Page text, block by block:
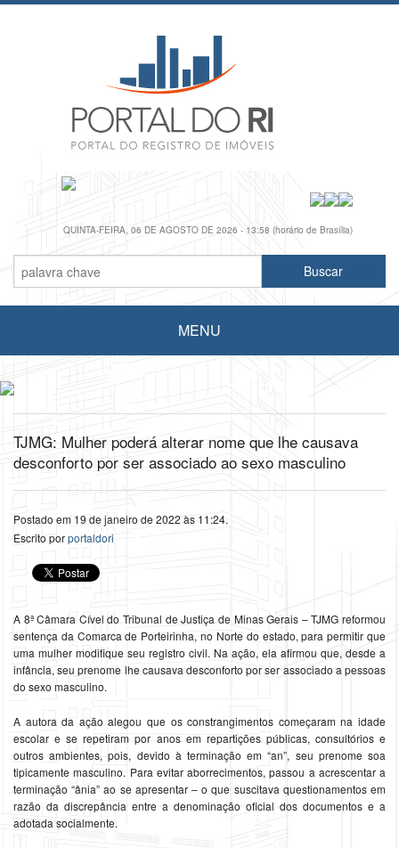
QUINTA-FEIRA, 06 DE AGOSTO DE 2026 - 13:58 (horário de Brasília)
MENU
TJMG: Mulher poderá alterar nome que lhe causava
desconforto por ser associado ao sexo masculino
Postado em 19 de janeiro de 2022 às 11:24.
Escrito porportaldori
A 8ª Câmara Cível do Tribunal de Justiça de Minas Gerais – TJMG reformou
sentença da Comarca de Porteirinha, no Norte do estado, para permitir que
uma mulher modifique seu registro civil. Na ação, ela afirmou que, desde a
infância, seu prenome lhe causava desconforto por ser associado a pessoas
do sexo masculino.
A autora da ação alegou que os constrangimentos começaram na idade
escolar e se repetiram por anos em repartições públicas, consultórios e
outros ambientes, pois, devido à terminação em “an”, seu prenome soa
tipicamente masculino. Para evitar aborrecimentos, passou a acrescentar a
terminação “ânia” ao se apresentar – o que suscitava questionamentos em
razão da discrepância entre a denominação oficial dos documentos e a
adotada socialmente.